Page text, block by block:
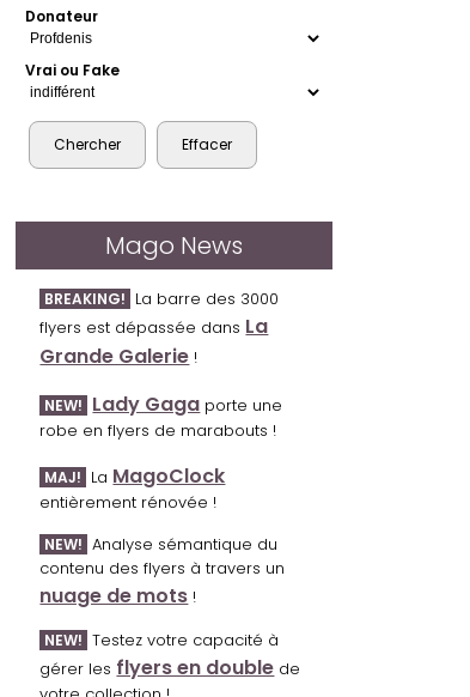
Donateur
Vrai ou Fake
Mago News
BREAKING! La barre des 3000
flyers est dépassée dans La
Grande Galerie !
NEW! Lady Gaga porte une
robe en flyers de marabouts !
MAJ! La MagoClock
entièrement rénovée !
NEW! Analyse sémantique du
contenu des flyers à travers un
nuage de mots !
NEW! Testez votre capacité à
gérer les flyers en double de